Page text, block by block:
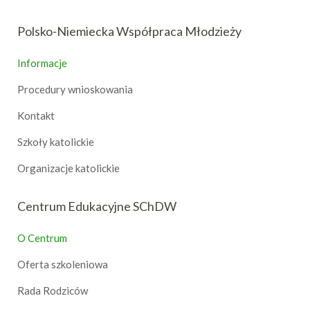
Polsko-Niemiecka Współpraca Młodzieży
Informacje
Procedury wnioskowania
Kontakt
Szkoły katolickie
Organizacje katolickie
Centrum Edukacyjne SChDW
O Centrum
Oferta szkoleniowa
Rada Rodziców